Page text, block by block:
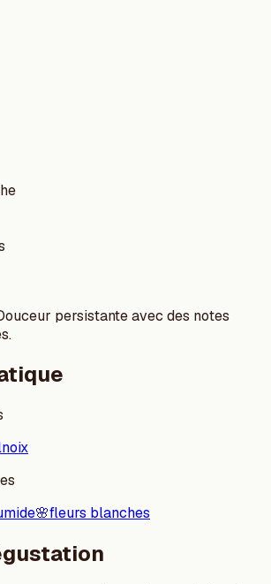
persistante avec des notes
noix
🌸fleurs blanches